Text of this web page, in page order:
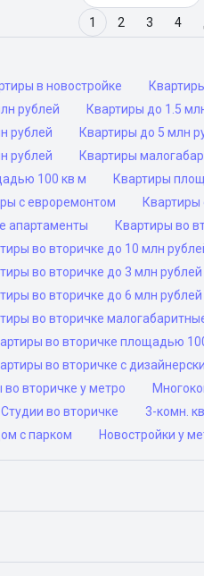
1 2 3 4
в новостройке
рублей Квартиры до 1.5
рублей Квартиры до 5 млн
рублей Квартиры
100 кв м Квартиры
с евроремонтом Квартиры
апартаменты
Квартиры во
во вторичке до 10 млн
во вторичке до 3 млн рублей
во вторичке до 6 млн рублей
во вторичке
во вторичке площадью
во вторичке с
во вторичке у метро
Студии во вторичке 3-комн.
с парком Новостройки у